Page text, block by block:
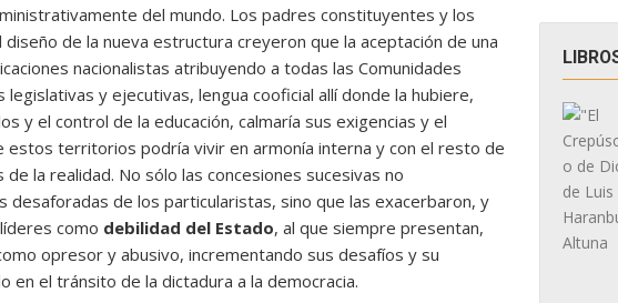
del mundo. Los padres constituyentes y los
de la nueva estructura creyeron que la aceptación de una
nacionalistas atribuyendo a todas las Comunidades
y ejecutivas, lengua cooficial allí donde la hubiere,
y el control de la educación, calmaría sus exigencias y el
estos territorios podría vivir en armonía interna y con el resto de
la realidad. No sólo las concesiones sucesivas no
desaforadas de los particularistas, sino que las exacerbaron, y
como debilidad del Estado, al que siempre presentan,
opresor y abusivo, incrementando sus desafíos y su
en el tránsito de la dictadura a la democracia.